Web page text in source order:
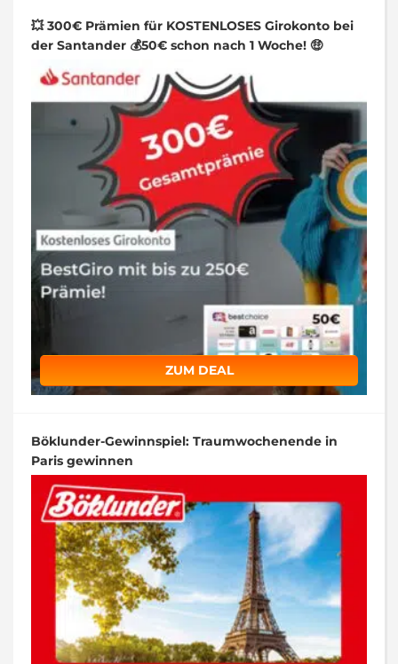
💥 300€ Prämien für KOSTENLOSES Girokonto bei
der Santander 💰50€ schon nach 1 Woche! 🤑
ZUM DEAL
Böklunder-Gewinnspiel: Traumwochenende in
Paris gewinnen